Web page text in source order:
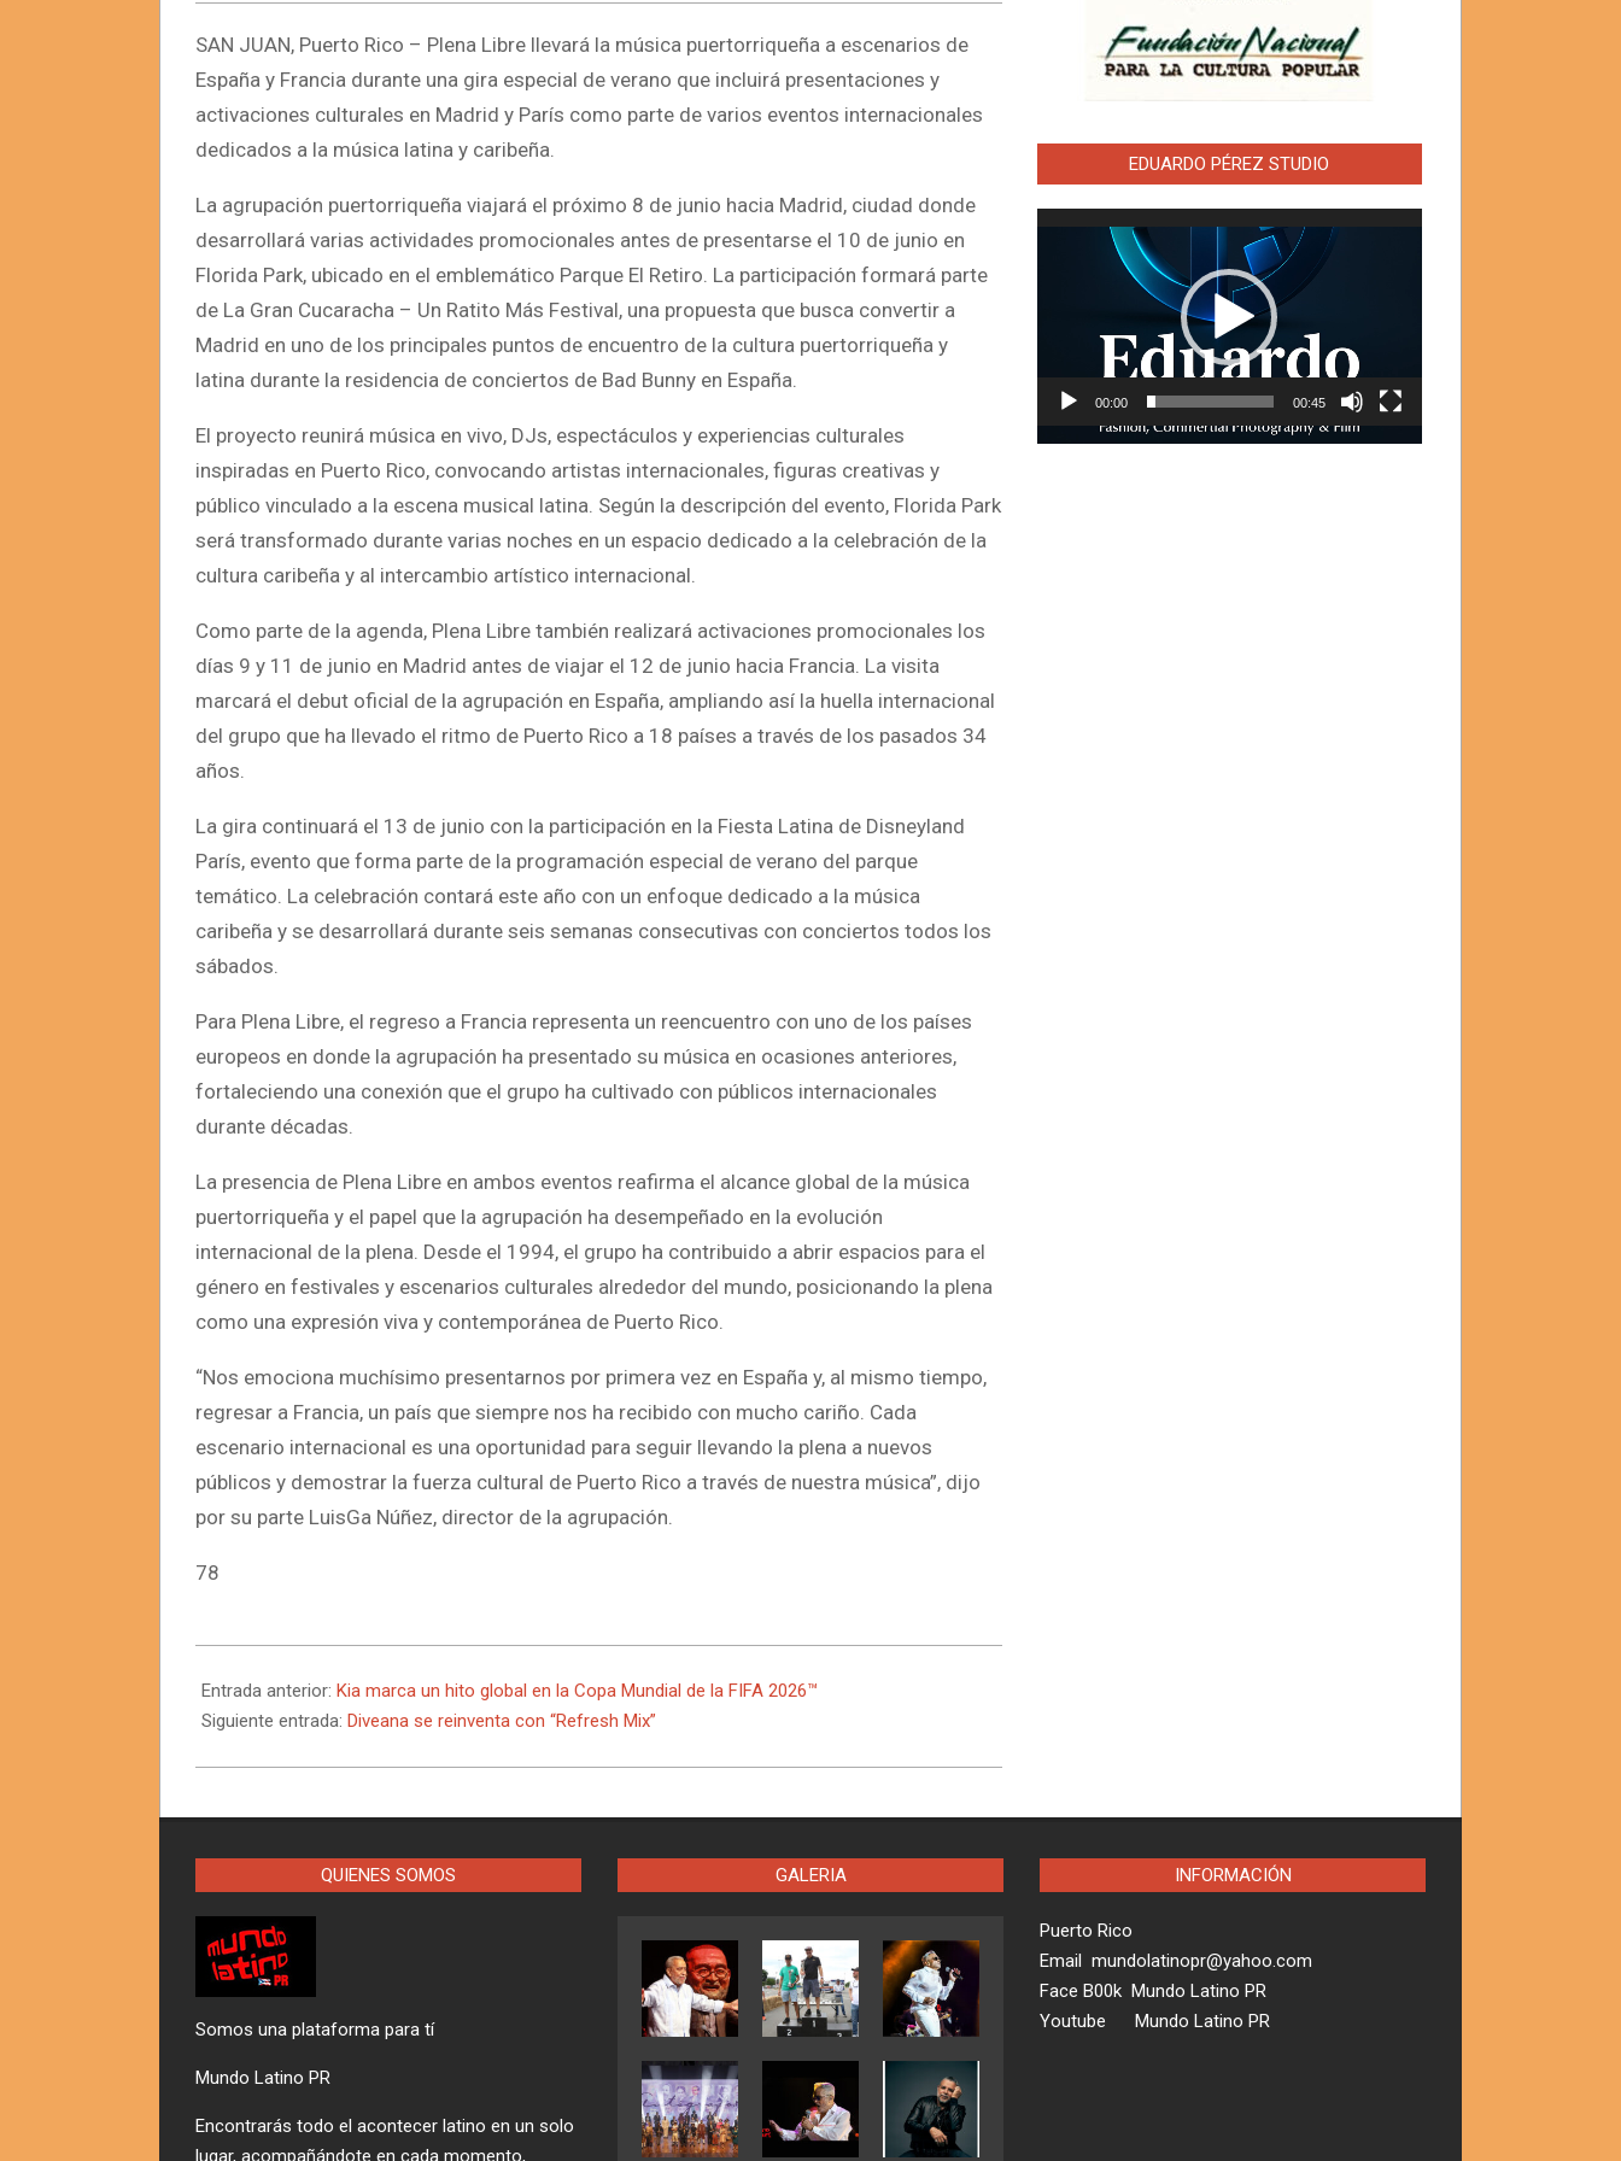
SAN JUAN, Puerto Rico – Plena Libre llevará la música puertorriqueña a escenarios de
España y Francia durante una gira especial de verano que incluirá presentaciones y
activaciones culturales en Madrid y París como parte de varios eventos internacionales
dedicados a la música latina y caribeña.
La agrupación puertorriqueña viajará el próximo 8 de junio hacia Madrid, ciudad donde
desarrollará varias actividades promocionales antes de presentarse el 10 de junio en
Florida Park, ubicado en el emblemático Parque El Retiro. La participación formará parte
de La Gran Cucaracha – Un Ratito Más Festival, una propuesta que busca convertir a
Madrid en uno de los principales puntos de encuentro de la cultura puertorriqueña y
latina durante la residencia de conciertos de Bad Bunny en España.
El proyecto reunirá música en vivo, DJs, espectáculos y experiencias culturales
inspiradas en Puerto Rico, convocando artistas internacionales, figuras creativas y
público vinculado a la escena musical latina. Según la descripción del evento, Florida Park
será transformado durante varias noches en un espacio dedicado a la celebración de la
cultura caribeña y al intercambio artístico internacional.
Como parte de la agenda, Plena Libre también realizará activaciones promocionales los
días 9 y 11 de junio en Madrid antes de viajar el 12 de junio hacia Francia. La visita
marcará el debut oficial de la agrupación en España, ampliando así la huella internacional
del grupo que ha llevado el ritmo de Puerto Rico a 18 países a través de los pasados 34
años.
La gira continuará el 13 de junio con la participación en la Fiesta Latina de Disneyland
París, evento que forma parte de la programación especial de verano del parque
temático. La celebración contará este año con un enfoque dedicado a la música
caribeña y se desarrollará durante seis semanas consecutivas con conciertos todos los
sábados.
Para Plena Libre, el regreso a Francia representa un reencuentro con uno de los países
europeos en donde la agrupación ha presentado su música en ocasiones anteriores,
fortaleciendo una conexión que el grupo ha cultivado con públicos internacionales
durante décadas.
La presencia de Plena Libre en ambos eventos reafirma el alcance global de la música
puertorriqueña y el papel que la agrupación ha desempeñado en la evolución
internacional de la plena. Desde el 1994, el grupo ha contribuido a abrir espacios para el
género en festivales y escenarios culturales alrededor del mundo, posicionando la plena
como una expresión viva y contemporánea de Puerto Rico.
“Nos emociona muchísimo presentarnos por primera vez en España y, al mismo tiempo,
regresar a Francia, un país que siempre nos ha recibido con mucho cariño. Cada
escenario internacional es una oportunidad para seguir llevando la plena a nuevos
públicos y demostrar la fuerza cultural de Puerto Rico a través de nuestra música”, dijo
por su parte LuisGa Núñez, director de la agrupación.
78
05-
19
Entrada anterior: Kia marca un hito global en la Copa Mundial de la FIFA 2026™
Siguiente entrada: Diveana se reinventa con “Refresh Mix”
EDUARDO PÉREZ STUDIO
Reproductor
00:00 00:45
QUIENES SOMOS
Somos una plataforma para tí
Mundo Latino PR
Encontrarás todo el acontecer latino en un solo
lugar, acompañándote en cada momento,
GALERIA INFORMACIÓN
Puerto Rico
Email mundolatinopr@yahoo.com
Face B00k Mundo Latino PR
Youtube Mundo Latino PR